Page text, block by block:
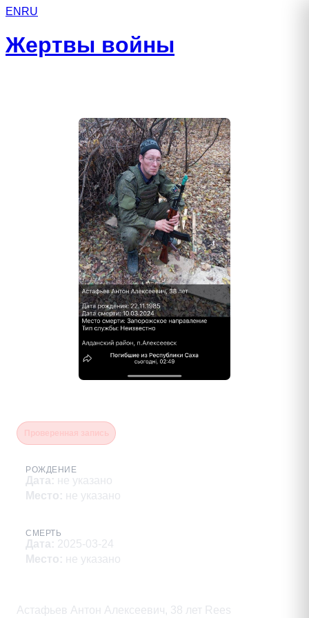
EN RU
Жертвы войны
РОЖДЕНИЕ
Дата: не указано
Место: не указано
СМЕРТЬ
Дата: 2025-03-24
Место: не указано
Астафьев Антон Алексеевич, 38 лет Rees